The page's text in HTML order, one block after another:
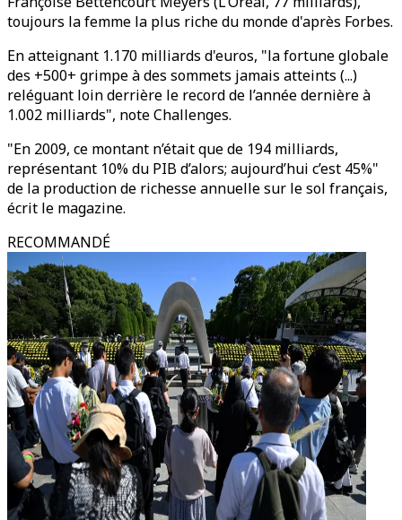
toujours la femme la plus riche du monde d'après Forbes.
En atteignant 1.170 milliards d'euros, "la fortune globale
des +500+ grimpe à des sommets jamais atteints (...)
reléguant loin derrière le record de l’année dernière à
1.002 milliards", note Challenges.
"En 2009, ce montant n’était que de 194 milliards,
représentant 10% du PIB d’alors; aujourd’hui c’est 45%"
de la production de richesse annuelle sur le sol français,
écrit le magazine.
RECOMMANDÉ